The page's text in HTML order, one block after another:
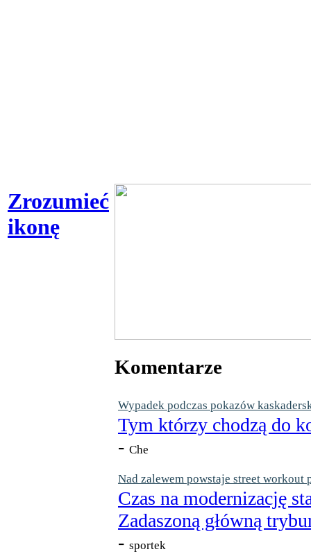
Komentarze
Wypadek podczas pokazów
Tym którzy chodzą do
- Che
Nad zalewem powstaje street workout
Czas na modernizację
Zadaszoną główną
- sportek
Zrozumieć
ikonę